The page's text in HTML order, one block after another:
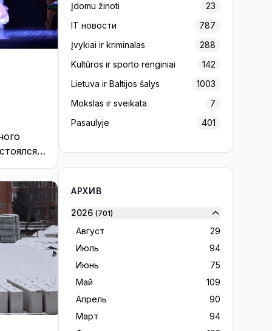
«Один
Įdomu žinoti
23
IT новости
787
Įvykiai ir kriminalas
288
Kultūros ir sporto renginiai
142
Lietuva ir Baltijos šalys
1003
Mokslas ir sveikata
7
Pasaulyje
401
Rinkimai 2024
Sveikinimai
Visaginas ir visaginiečiai
16
Visagine
1210
Без цензуры
230
АРХИВ
2026 (701)
Август
29
Июль
94
Июнь
75
Май
109
Апрель
90
Март
94